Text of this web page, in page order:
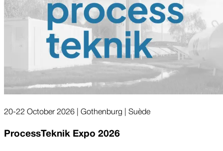
20-22 October 2026 | Gothenburg | Suède
ProcessTeknik Expo 2026